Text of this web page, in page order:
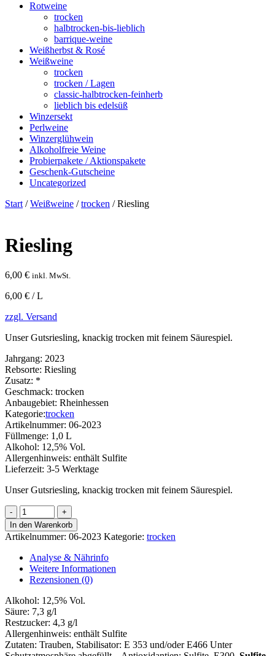
Rotweine
trocken
halbtrocken-bis-lieblich
barrique-weine
Weißherbst & Rosé
Weißweine
trocken
trocken / Lagen
classic-halbtrocken-feinherb
lieblich bis edelsüß
Winzersekt
Perlweine
Winzerglühwein
Alkoholfreie Weine
Probierpakete / Aktionspakete
Geschenk-Gutscheine
Uncategorized
Start/Weißweine /trocken / Riesling
Riesling
6,00 € inkl. MwSt.
6,00 € / L
zzgl. Versand
Unser Gutsriesling, knackig trocken mit feinem Säurespiel.
Jahrgang: 2023
Rebsorte: Riesling
Zusatz: *
Geschmack: trocken
Anbaugebiet: Rheinhessen
Kategorie:trocken
Artikelnummer: 06-2023
Füllmenge: 1,0 L
Alkohol: 12,5% Vol.
Allergenhinweis: enthält Sulfite
Lieferzeit: 3-5 Werktage
Unser Gutsriesling, knackig trocken mit feinem Säurespiel.
Riesling
Menge
In den Warenkorb
Artikelnummer: 06-2023 Kategorie: trocken
Analyse & Nährinfo
Weitere Informationen
Rezensionen (0)
Alkohol: 12,5% Vol.
Säure: 7,3 g/l
Restzucker: 4,3 g/l
Allergenhinweis: enthält Sulfite
Zutaten: Trauben, Stabilisator: E 353 und/oder E466 Unter